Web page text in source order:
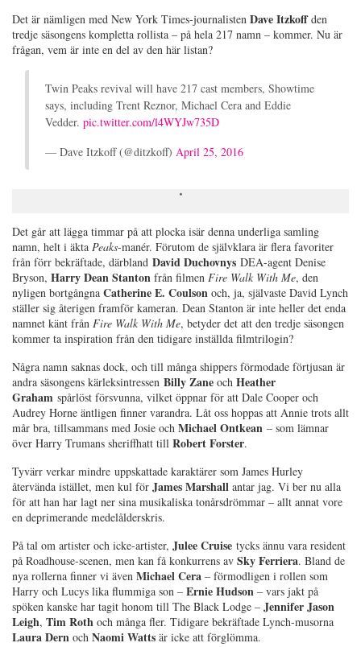
Det är nämligen med New York Times-journalisten Dave Itzkoffden
tredje säsongens kompletta rollista – på hela 217 namn – kommer. Nu är
frågan, vem är inte en del av den här listan?
Twin Peaks revival will have 217 cast members, Showtime
says, including Trent Reznor, Michael Cera and Eddie
Vedder. pic.twitter.com/l4WYJw735D
— Dave Itzkoff (@ditzkoff) April 25, 2016
Det går att lägga timmar på att plocka isär denna underliga samling
namn, helt i äkta Peaks-manér. Förutom de självklara är flera favoriter
från förr bekräftade, därbland David Duchovnys DEA-agent Denise
Bryson, Harry Dean Stanton från filmen Fire Walk With Me, den
nyligen bortgångna Catherine E. Coulson och, ja, självaste David Lynch
ställer sig återigen framför kameran. Dean Stanton är inte heller det enda
namnet känt från Fire Walk With Me, betyder det att den tredje säsongen
kommer ta inspiration från den tidigare inställda filmtrilogin?
Några namn saknas dock, och till många shippers förmodade förtjusan är
andra säsongens kärleksintressen Billy Zane och Heather
Graham spårlöst försvunna, vilket öppnar för att Dale Cooper och
Audrey Horne äntligen finner varandra. Låt oss hoppas att Annie trots allt
mår bra, tillsammans med Josie och Michael Ontkean – som lämnar
över Harry Trumans sheriffhatt till Robert Forster.
Tyvärr verkar mindre uppskattade karaktärer som James Hurley
återvända istället, men kul för James Marshall antar jag. Vi ber nu alla
för att han har lagt ner sina musikaliska tonårsdrömmar – allt annat vore
en deprimerande medelålderskris.
På tal om artister och icke-artister, Julee Cruise tycks ännu vara resident
på Roadhouse-scenen, men kan få konkurrens av Sky Ferriera. Bland de
nya rollerna finner vi även Michael Cera – förmodligen i rollen som
Harry och Lucys lika flummiga son – Ernie Hudson – vars jakt på
spöken kanske har tagit honom till The Black Lodge – Jennifer Jason
Leigh, Tim Roth och många fler. Tidigare bekräftade Lynch-musorna
Laura Dern och Naomi Watts är icke att förglömma.